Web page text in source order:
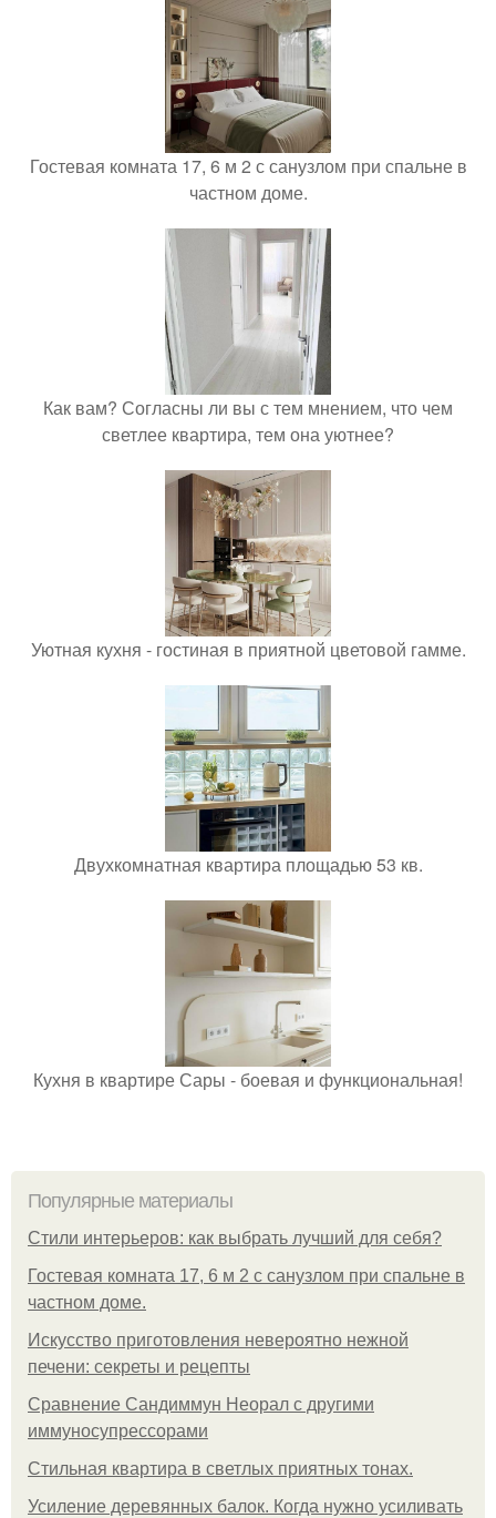
Гостевая комната 17, 6 м 2 с санузлом при спальне в
частном доме.
Как вам? Согласны ли вы с тем мнением, что чем
светлее квартира, тем она уютнее?
Уютная кухня - гостиная в приятной цветовой гамме.
Двухкомнатная квартира площадью 53 кв.
Кухня в квартире Сары - боевая и функциональная!
Популярные материалы
Стили интерьеров: как выбрать лучший для себя?
Гостевая комната 17, 6 м 2 с санузлом при спальне в
частном доме.
Искусство приготовления невероятно нежной
печени: секреты и рецепты
Сравнение Сандиммун Неорал с другими
иммуносупрессорами
Стильная квартира в светлых приятных тонах.
Усиление деревянных балок. Когда нужно усиливать